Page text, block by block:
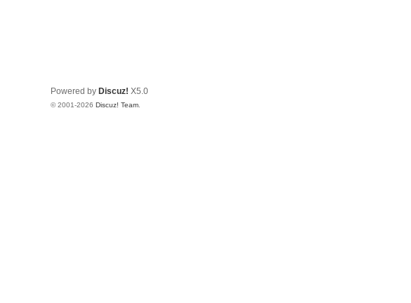
Powered by Discuz! X5.0
© 2001-2026 Discuz! Team